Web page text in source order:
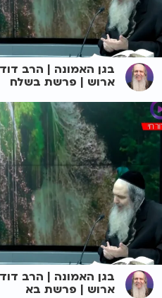
בגן האמונה | הרב
ארוש | פרשת בשלח
בגן האמונה | הרב
ארוש | פרשת בא